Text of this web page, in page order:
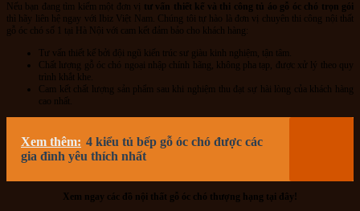
Nếu bạn đang tìm kiếm một đơn vị tư vấn thiết kế và thi công tủ áo gỗ óc chó trọn gói
thì hãy liên hệ ngay với Ibiz Việt Nam. Chúng tôi tự hào là đơn vị chuyên thi công nội thất
gỗ óc chó số 1 tại Hà Nội với cam kết đảm bảo cho khách hàng:
Tư vấn thiết kế bởi đội ngũ kiến trúc sư giàu kinh nghiệm, tận tâm.
Chất lượng gỗ óc chó ngoại nhập chính hãng, không pha tạp, được xử lý theo quy
trình khắt khe.
Cam kết chất lượng sản phẩm sau khi nghiệm thu đạt sự hài lòng của khách hàng
cao nhất.
Xem thêm: 4 kiểu tủ bếp gỗ óc chó được các
gia đình yêu thích nhất
Xem ngay các đồ nội thất gỗ óc chó thượng hạng tại đây!